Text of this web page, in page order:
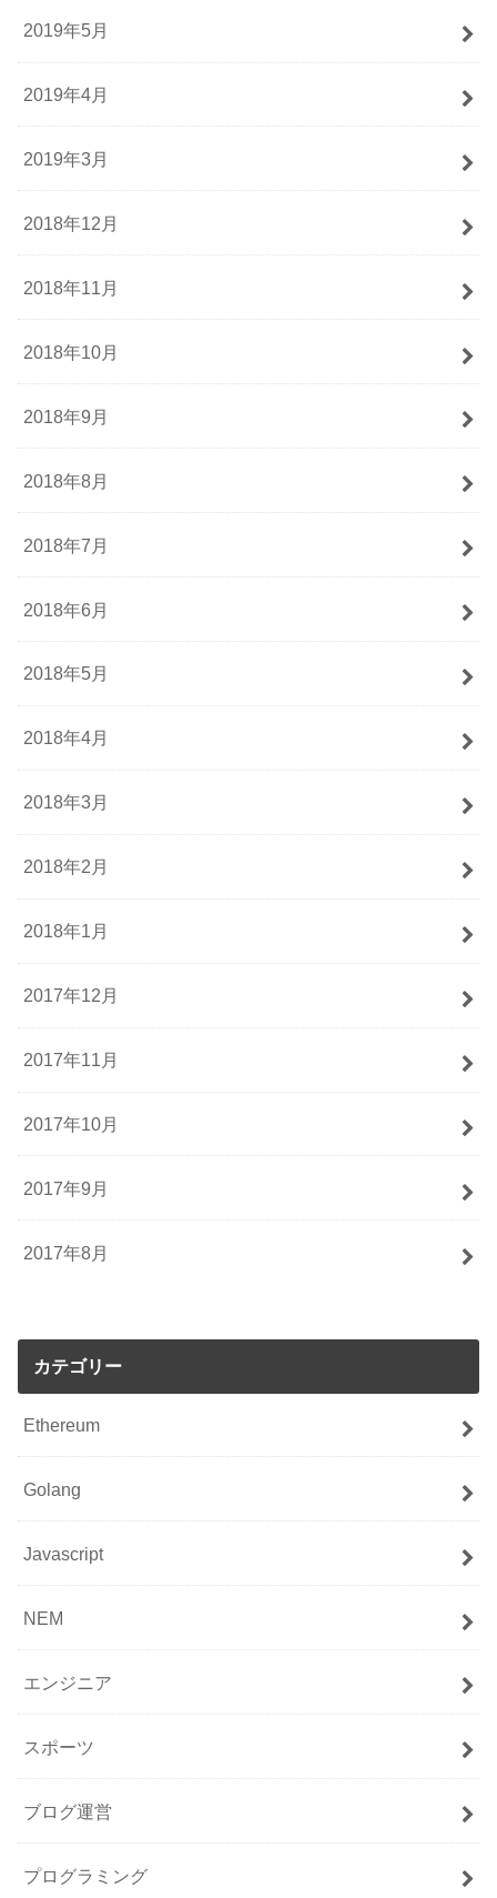
2019年5月
2019年4月
2019年3月
2018年12月
2018年11月
2018年10月
2018年9月
2018年8月
2018年7月
2018年6月
2018年5月
2018年4月
2018年3月
2018年2月
2018年1月
2017年12月
2017年11月
2017年10月
2017年9月
2017年8月
カテゴリー
Ethereum
Golang
Javascript
NEM
エンジニア
スポーツ
ブログ運営
プログラミング